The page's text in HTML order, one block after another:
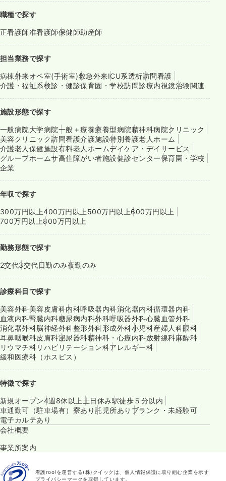
職種で探す
正看護師准看護師保健師助産師
担当業務で探す
病棟外来オペ室(手術室)救急外来ICU系透析訪問看護
介護・福祉系検診・健診保育園・学校訪問診療内視鏡治験関連
施設形態で探す
一般病院大学病院一般＋療養療養型病院精神科病院クリニック
美容クリニック訪問看護介護施設特別養護老人ホーム
介護老人保健施設有料老人ホームデイケア・デイサービス
グループホームサ高住障がい者施設健診センター保育園・学校
企業
年収で探す
300万円以上400万円以上 500万円以上600万円以上
700万円以上800万円以上
勤務形態で探す
2交代3交代日勤のみ夜勤のみ
診療科目で探す
美容外科美容皮膚科内科呼吸器内科消化器内科循環器内科
血液内科腎臓内科糖尿病内科外科呼吸器外科心臓血管外科
消化器外科脳神経外科整形外科形成外科小児科産婦人科眼科
耳鼻咽喉科皮膚科泌尿器科精神科・心療内科放射線科麻酔科
リウマチ科リハビリテーション科アレルギー科
緩和医療科（ホスピス）
特徴で探す
新規オープン4週8休以上 土日休み駅徒歩５分以内
車通勤可（駐車場有） 寮あり託児所あり ブランク・未経験可
電子カルテあり
会社概要
事業所案内
看護roo!を運営する(株)クイックは、個人情報保護に取り組む企業を示す
プライバシーマークを取得しています。